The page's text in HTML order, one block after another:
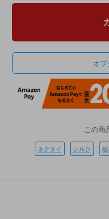
オプ
この商
ネクタイ シルク